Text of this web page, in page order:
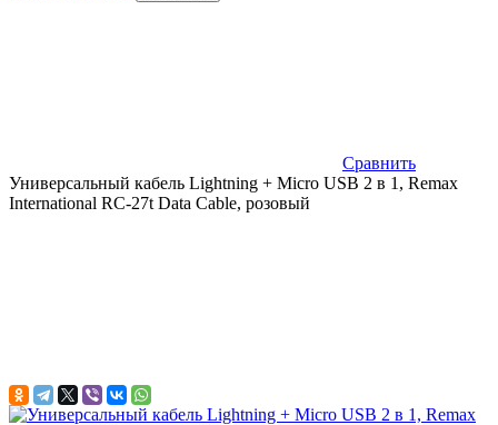
Сравнить
Универсальный кабель Lightning + Micro USB 2 в 1, Remax
International RC-27t Data Cable, розовый